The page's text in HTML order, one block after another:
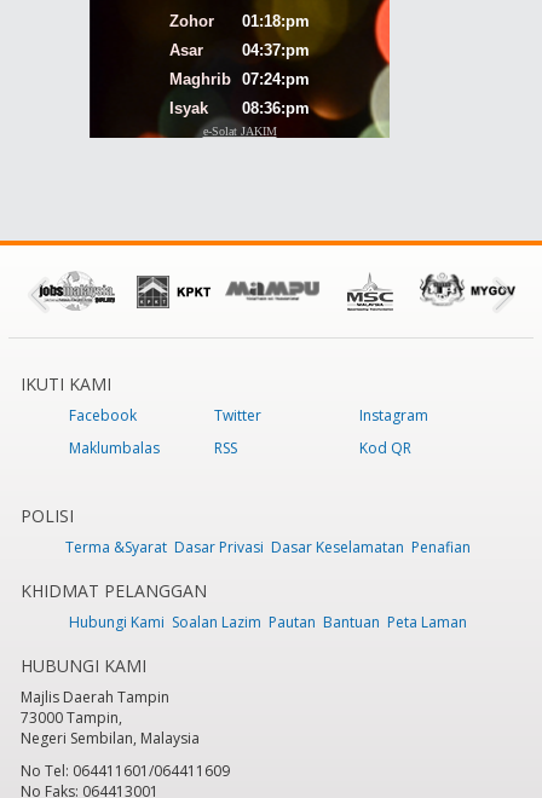
IKUTI KAMI
Facebook Twitter
Instagram
Maklumbalas
RSS Kod QR
POLISI
Terma &Syarat Dasar Privasi Dasar Keselamatan Penafian
KHIDMAT PELANGGAN
Hubungi Kami Soalan Lazim Pautan Bantuan Peta Laman
HUBUNGI KAMI
Majlis Daerah Tampin
73000 Tampin,
Negeri Sembilan, Malaysia
No Tel: 064411601/064411609
No Faks: 064413001